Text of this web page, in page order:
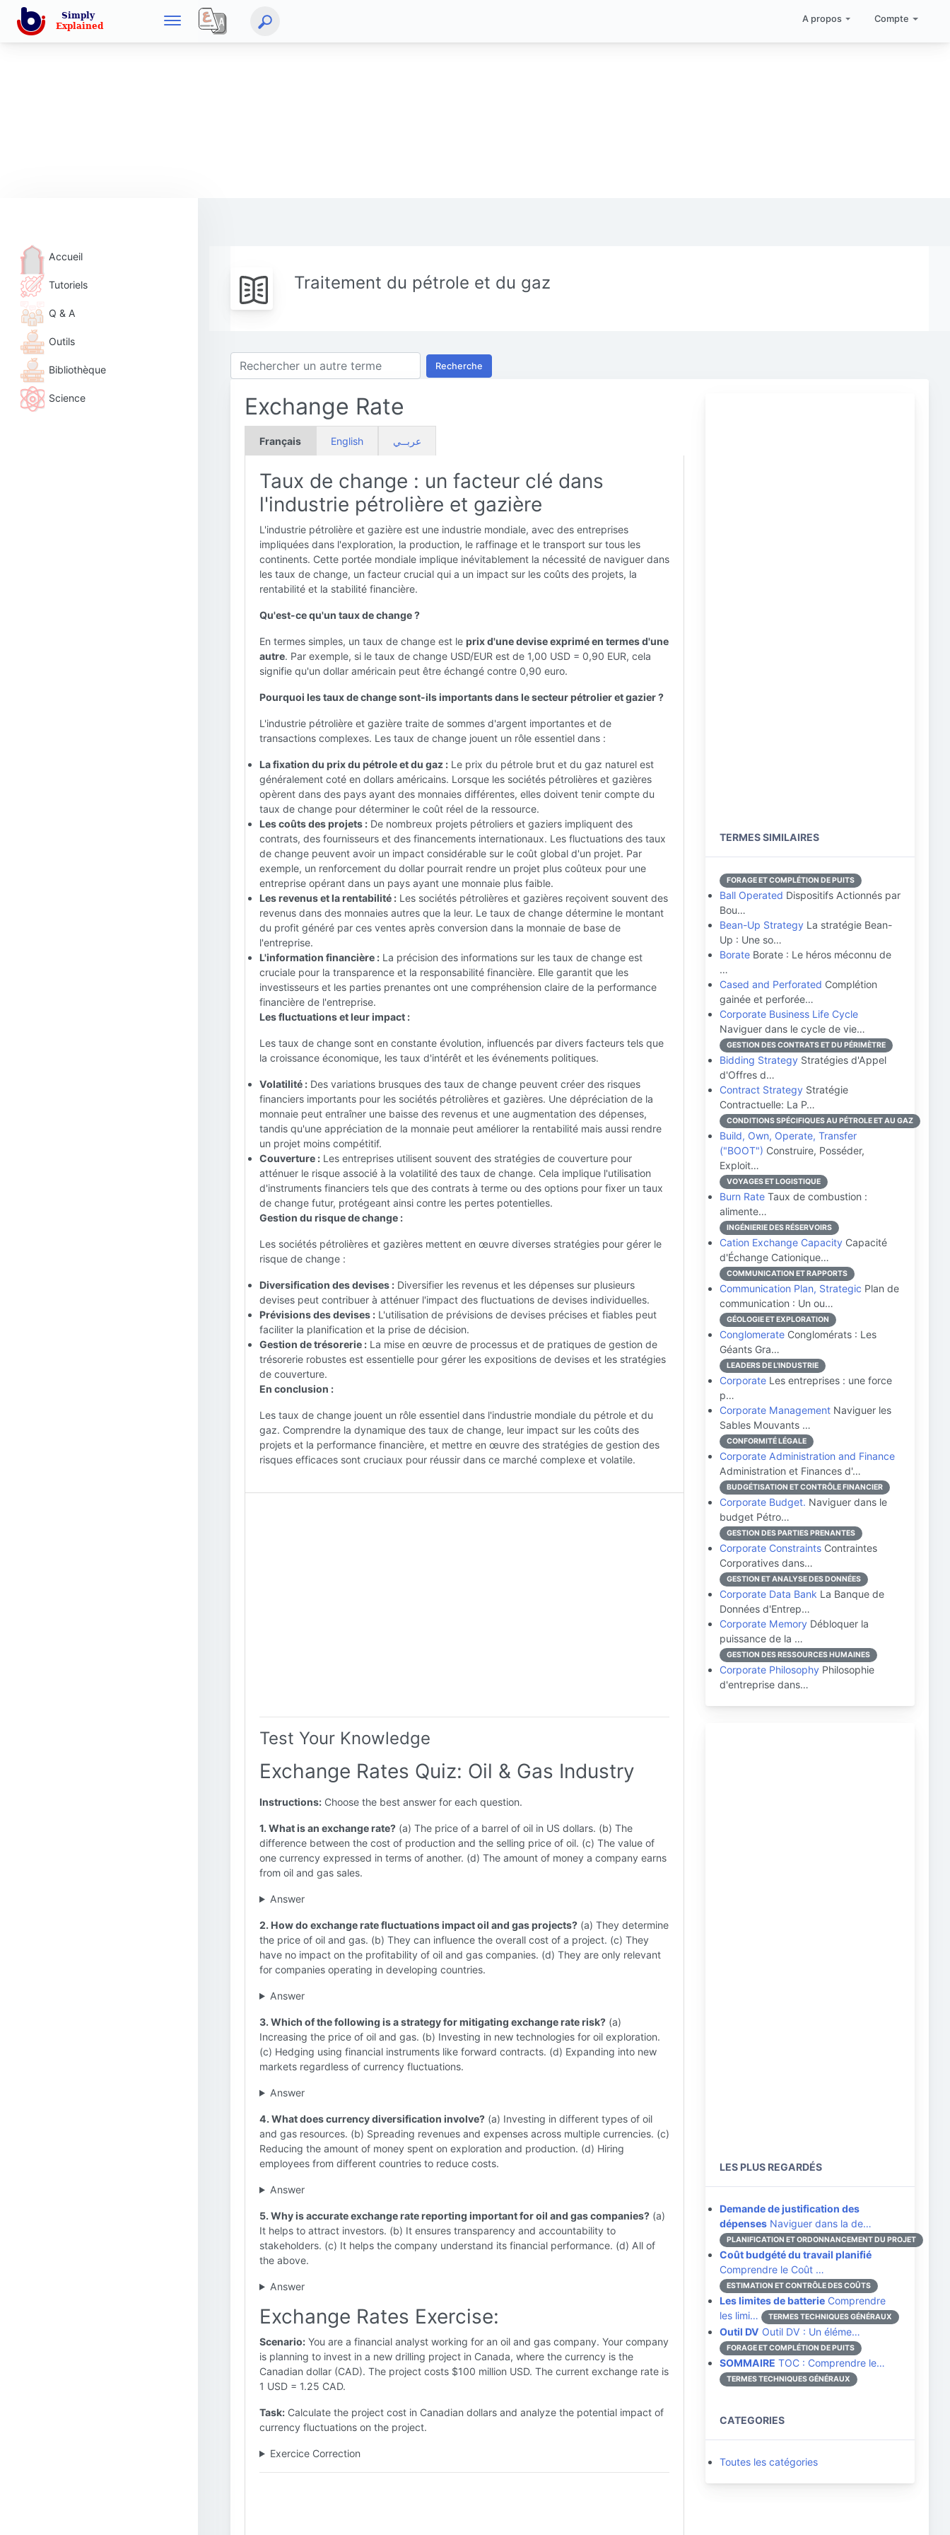
A propos Compte
Accueil
Tutoriels
Q & A
Outils
Bibliothèque
Science
Traitement du pétrole et du gaz
Recherche
Exchange Rate
Français English عربــي
Taux de change : un facteur clé dans
l'industrie pétrolière et gazière
L'industrie pétrolière et gazière est une industrie mondiale, avec des entreprises
impliquées dans l'exploration, la production, le raffinage et le transport sur tous les
continents. Cette portée mondiale implique inévitablement la nécessité de naviguer dans
les taux de change, un facteur crucial qui a un impact sur les coûts des projets, la
rentabilité et la stabilité financière.
Qu'est-ce qu'un taux de change ?
En termes simples, un taux de change est le prix d'une devise exprimé en termes d'une
autre. Par exemple, si le taux de change USD/EUR est de 1,00 USD = 0,90 EUR, cela
signifie qu'un dollar américain peut être échangé contre 0,90 euro.
Pourquoi les taux de change sont-ils importants dans le secteur pétrolier et gazier ?
L'industrie pétrolière et gazière traite de sommes d'argent importantes et de
transactions complexes. Les taux de change jouent un rôle essentiel dans :
La fixation du prix du pétrole et du gaz : Le prix du pétrole brut et du gaz naturel est
généralement coté en dollars américains. Lorsque les sociétés pétrolières et gazières
opèrent dans des pays ayant des monnaies différentes, elles doivent tenir compte du
taux de change pour déterminer le coût réel de la ressource.
Les coûts des projets : De nombreux projets pétroliers et gaziers impliquent des
contrats, des fournisseurs et des financements internationaux. Les fluctuations des taux
de change peuvent avoir un impact considérable sur le coût global d'un projet. Par
exemple, un renforcement du dollar pourrait rendre un projet plus coûteux pour une
entreprise opérant dans un pays ayant une monnaie plus faible.
Les revenus et la rentabilité : Les sociétés pétrolières et gazières reçoivent souvent des
revenus dans des monnaies autres que la leur. Le taux de change détermine le montant
du profit généré par ces ventes après conversion dans la monnaie de base de
l'entreprise.
L'information financière : La précision des informations sur les taux de change est
cruciale pour la transparence et la responsabilité financière. Elle garantit que les
investisseurs et les parties prenantes ont une compréhension claire de la performance
financière de l'entreprise.
Les fluctuations et leur impact :
Les taux de change sont en constante évolution, influencés par divers facteurs tels que
la croissance économique, les taux d'intérêt et les événements politiques.
Volatilité : Des variations brusques des taux de change peuvent créer des risques
financiers importants pour les sociétés pétrolières et gazières. Une dépréciation de la
monnaie peut entraîner une baisse des revenus et une augmentation des dépenses,
tandis qu'une appréciation de la monnaie peut améliorer la rentabilité mais aussi rendre
un projet moins compétitif.
Couverture : Les entreprises utilisent souvent des stratégies de couverture pour
atténuer le risque associé à la volatilité des taux de change. Cela implique l'utilisation
d'instruments financiers tels que des contrats à terme ou des options pour fixer un taux
de change futur, protégeant ainsi contre les pertes potentielles.
Gestion du risque de change :
Les sociétés pétrolières et gazières mettent en œuvre diverses stratégies pour gérer le
risque de change :
Diversification des devises : Diversifier les revenus et les dépenses sur plusieurs
devises peut contribuer à atténuer l'impact des fluctuations de devises individuelles.
Prévisions des devises : L'utilisation de prévisions de devises précises et fiables peut
faciliter la planification et la prise de décision.
Gestion de trésorerie : La mise en œuvre de processus et de pratiques de gestion de
trésorerie robustes est essentielle pour gérer les expositions de devises et les stratégies
de couverture.
En conclusion :
Les taux de change jouent un rôle essentiel dans l'industrie mondiale du pétrole et du
gaz. Comprendre la dynamique des taux de change, leur impact sur les coûts des
projets et la performance financière, et mettre en œuvre des stratégies de gestion des
risques efficaces sont cruciaux pour réussir dans ce marché complexe et volatile.
Test Your Knowledge
Exchange Rates Quiz: Oil & Gas Industry
Instructions: Choose the best answer for each question.
1. What is an exchange rate? (a) The price of a barrel of oil in US dollars. (b) The
difference between the cost of production and the selling price of oil. (c) The value of
one currency expressed in terms of another. (d) The amount of money a company earns
from oil and gas sales.
Answer
2. How do exchange rate fluctuations impact oil and gas projects? (a) They determine
the price of oil and gas. (b) They can influence the overall cost of a project. (c) They
have no impact on the profitability of oil and gas companies. (d) They are only relevant
for companies operating in developing countries.
Answer
3. Which of the following is a strategy for mitigating exchange rate risk? (a)
Increasing the price of oil and gas. (b) Investing in new technologies for oil exploration.
(c) Hedging using financial instruments like forward contracts. (d) Expanding into new
markets regardless of currency fluctuations.
Answer
4. What does currency diversification involve? (a) Investing in different types of oil
and gas resources. (b) Spreading revenues and expenses across multiple currencies. (c)
Reducing the amount of money spent on exploration and production. (d) Hiring
employees from different countries to reduce costs.
Answer
5. Why is accurate exchange rate reporting important for oil and gas companies? (a)
It helps to attract investors. (b) It ensures transparency and accountability to
stakeholders. (c) It helps the company understand its financial performance. (d) All of
the above.
Answer
Exchange Rates Exercise:
Scenario: You are a financial analyst working for an oil and gas company. Your company
is planning to invest in a new drilling project in Canada, where the currency is the
Canadian dollar (CAD). The project costs $100 million USD. The current exchange rate is
1 USD = 1.25 CAD.
Task: Calculate the project cost in Canadian dollars and analyze the potential impact of
currency fluctuations on the project.
Exercice Correction
TERMES SIMILAIRES
FORAGE ET COMPLÉTION DE PUITS
Ball Operated Dispositifs Actionnés par
Bou…
Bean-Up Strategy La stratégie Bean-
Up : Une so…
Borate Borate : Le héros méconnu de
…
Cased and Perforated Complétion
gainée et perforée…
Corporate Business Life Cycle
Naviguer dans le cycle de vie…
GESTION DES CONTRATS ET DU PÉRIMÈTRE
Bidding Strategy Stratégies d'Appel
d'Offres d…
Contract Strategy Stratégie
Contractuelle: La P…
CONDITIONS SPÉCIFIQUES AU PÉTROLE ET AU GAZ
Build, Own, Operate, Transfer
("BOOT") Construire, Posséder,
Exploit…
VOYAGES ET LOGISTIQUE
Burn Rate Taux de combustion :
alimente…
INGÉNIERIE DES RÉSERVOIRS
Cation Exchange Capacity Capacité
d'Échange Cationique…
COMMUNICATION ET RAPPORTS
Communication Plan, Strategic Plan de
communication : Un ou…
GÉOLOGIE ET EXPLORATION
Conglomerate Conglomérats : Les
Géants Gra…
LEADERS DE L'INDUSTRIE
Corporate Les entreprises : une force
p…
Corporate Management Naviguer les
Sables Mouvants …
CONFORMITÉ LÉGALE
Corporate Administration and Finance
Administration et Finances d'…
BUDGÉTISATION ET CONTRÔLE FINANCIER
Corporate Budget. Naviguer dans le
budget Pétro…
GESTION DES PARTIES PRENANTES
Corporate Constraints Contraintes
Corporatives dans…
GESTION ET ANALYSE DES DONNÉES
Corporate Data Bank La Banque de
Données d'Entrep…
Corporate Memory Débloquer la
puissance de la …
GESTION DES RESSOURCES HUMAINES
Corporate Philosophy Philosophie
d'entreprise dans…
LES PLUS REGARDÉS
Demande de justification des
dépenses Naviguer dans la de…
PLANIFICATION ET ORDONNANCEMENT DU PROJET
Coût budgété du travail planifié
Comprendre le Coût …
ESTIMATION ET CONTRÔLE DES COÛTS
Les limites de batterie Comprendre
les limi…
TERMES TECHNIQUES GÉNÉRAUX
Outil DV Outil DV : Un éléme…
FORAGE ET COMPLÉTION DE PUITS
SOMMAIRE TOC : Comprendre le…
TERMES TECHNIQUES GÉNÉRAUX
CATEGORIES
Toutes les catégories